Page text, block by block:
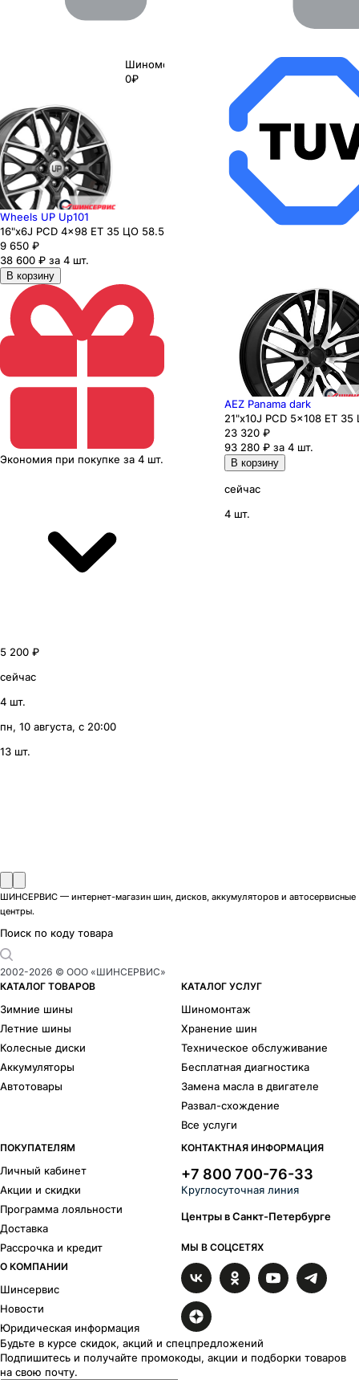
Шиномонтаж
0₽
Wheels UP Up101
16"x6J PCD 4x98 ЕТ 35 ЦО 58.5
9 650 ₽
38 600 ₽ за 4 шт.
В корзину
Экономия при покупке за 4 шт.
5 200 ₽
сейчас
4 шт.
пн, 10 августа, с 20:00
13 шт.
AEZ Panama dark
21"x10J PCD 5x108 ЕТ
23 320 ₽
93 280 ₽ за 4 шт.
В корзину
сейчас
4 шт.
ШИНСЕРВИС — интернет-магазин шин, дисков, аккумуляторов и автосервисные
центры.
Поиск по коду товара
2002-2026 © ООО «ШИНСЕРВИС»
КАТАЛОГ ТОВАРОВ
Зимние шины
Летние шины
Колесные диски
Аккумуляторы
Автотовары
КАТАЛОГ УСЛУГ
Шиномонтаж
Хранение шин
Техническое обслуживание
Бесплатная диагностика
Замена масла в двигателе
Развал-схождение
Все услуги
ПОКУПАТЕЛЯМ
Личный кабинет
Акции и скидки
Программа лояльности
Доставка
Рассрочка и кредит
О КОМПАНИИ
Шинсервис
Новости
Юридическая информация
КОНТАКТНАЯ ИНФОРМАЦИЯ
+7 800 700-76-33
Круглосуточная линия
Центры в Санкт-Петербурге
МЫ В СОЦСЕТЯХ
Будьте в курсе скидок, акций и спецпредложений
Подпишитесь и получайте промокоды, акции и подборки товаров
на свою почту.